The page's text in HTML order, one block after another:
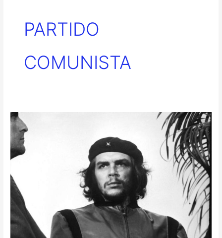
PARTIDO
COMUNISTA
Ernesto
«Che»
Guevara:
Bitácora
un
Carnicero